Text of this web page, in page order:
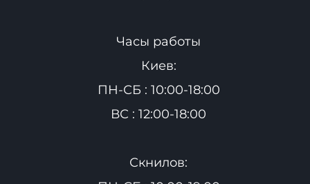
Часы работы
Киев:
ПН-СБ : 10:00-18:00
ВС : 12:00-18:00
Скнилов: